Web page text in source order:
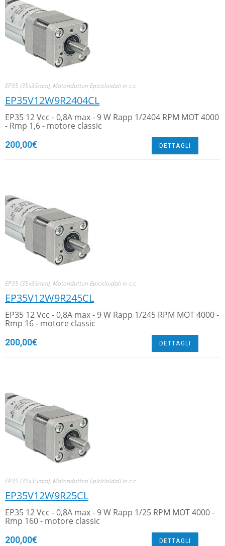
EP35 (35x35mm), Motoriduttori Epicicloidali in c.c.
EP35V12W9R2404CL
EP35 12 Vcc - 0,8A max - 9 W Rapp 1/2404 RPM MOT 4000
- Rmp 1,6 - motore classic
200,00€ DETTAGLI
EP35 (35x35mm), Motoriduttori Epicicloidali in c.c.
EP35V12W9R245CL
EP35 12 Vcc - 0,8A max - 9 W Rapp 1/245 RPM MOT 4000 -
Rmp 16 - motore classic
200,00€ DETTAGLI
EP35 (35x35mm), Motoriduttori Epicicloidali in c.c.
EP35V12W9R25CL
EP35 12 Vcc - 0,8A max - 9 W Rapp 1/25 RPM MOT 4000 -
Rmp 160 - motore classic
200,00€ DETTAGLI